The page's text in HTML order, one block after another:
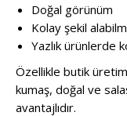
Doğal görünüm
Kolay şekil
Yazlık ürünlerde
Özellikle butik üretim
kumaş, doğal ve
avantajlıdır.